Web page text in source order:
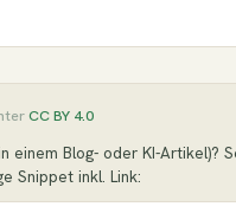
CC BY 4.0
einem Blog- oder KI-
Snippet inkl. Link: